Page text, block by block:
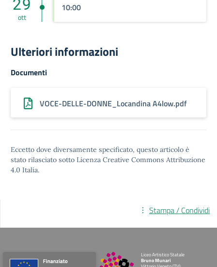
ott
10:00
Ulteriori informazioni
Documenti
VOCE-DELLE-DONNE_Locandina A4low.pdf
Eccetto dove diversamente specificato, questo articolo è
stato rilasciato sotto Licenza Creative Commons Attribuzione
4.0 Italia.
Stampa / Condividi
Liceo Artistico Statale
Bruno Munari